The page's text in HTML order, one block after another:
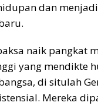
dan
naik pangkat
yang mendikte
di situlah
Mereka